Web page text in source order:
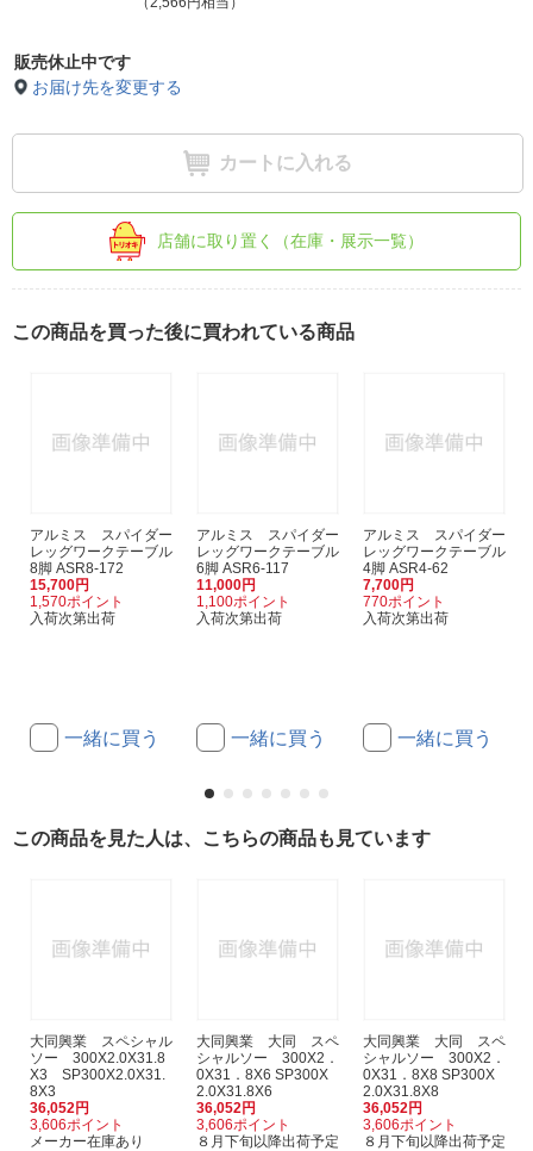
販売休止中です
お届け先を変更する
カートに入れる
店舗に取り置く（在庫・展示一覧）
この商品を買った後に買われている商品
アルミス スパイダー
レッグワークテーブル
8脚 ASR8-172
15,700円
1,570ポイント
入荷次第出荷
一緒に買う
アルミス スパイダー
レッグワークテーブル
6脚 ASR6-117
11,000円
1,100ポイント
入荷次第出荷
一緒に買う
アルミス スパイダー
レッグワークテーブル
4脚 ASR4-62
7,700円
770ポイント
入荷次第出荷
一緒に買う
この商品を見た人は、こちらの商品も見ています
大同興業 スペシャル
ソー 300X2.0X31.8
X3 SP300X2.0X31.
8X3
36,052円
3,606ポイント
メーカー在庫あり
大同興業 大同 スペ
シャルソー 300X2．
0X31．8X6 SP300X
2.0X31.8X6
36,052円
3,606ポイント
８月下旬以降出荷予定
大同興業 大同 スペ
シャルソー 300X2．
0X31．8X8 SP300X
2.0X31.8X8
36,052円
3,606ポイント
８月下旬以降出荷予定